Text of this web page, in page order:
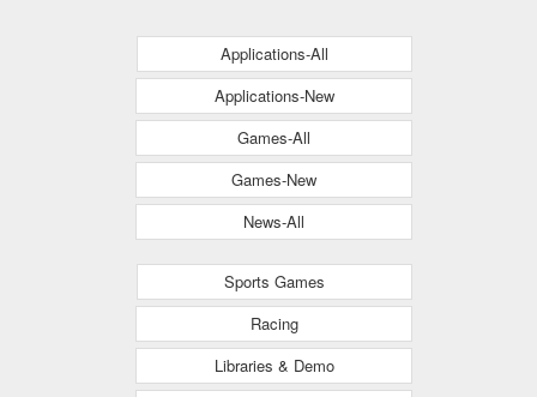
Applications-All
Applications-New
Games-All
Games-New
News-All
Sports Games
Racing
Libraries & Demo